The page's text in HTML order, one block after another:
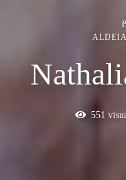
551